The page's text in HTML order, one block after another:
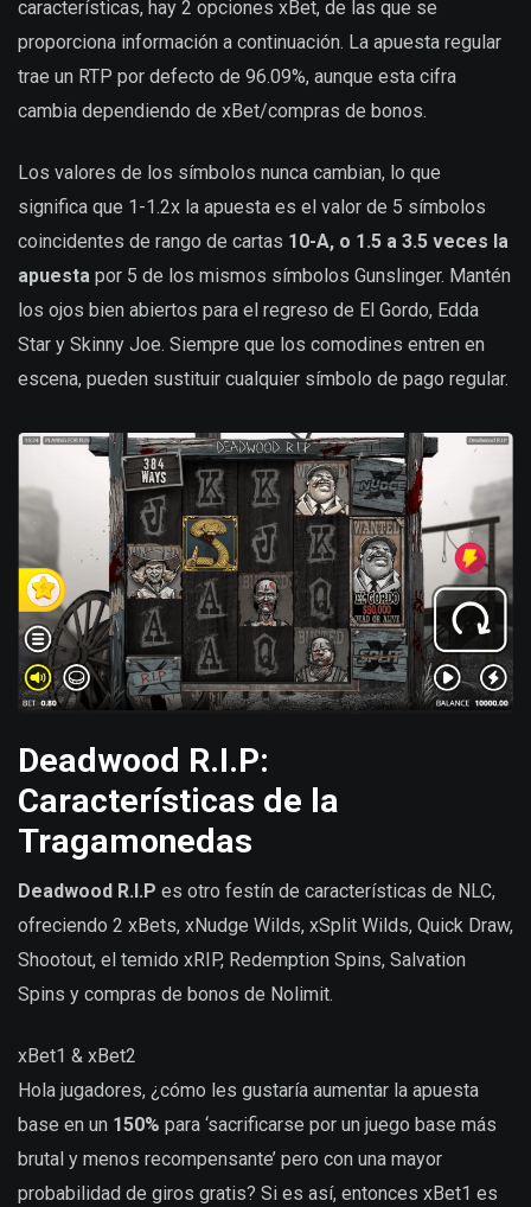
características, hay 2 opciones xBet, de las que se
proporciona información a continuación. La apuesta regular
trae un RTP por defecto de 96.09%, aunque esta cifra
cambia dependiendo de xBet/compras de bonos.
Los valores de los símbolos nunca cambian, lo que
significa que 1-1.2x la apuesta es el valor de 5 símbolos
coincidentes de rango de cartas 10-A, o 1.5 a 3.5 veces la
apuesta por 5 de los mismos símbolos Gunslinger. Mantén
los ojos bien abiertos para el regreso de El Gordo, Edda
Star y Skinny Joe. Siempre que los comodines entren en
escena, pueden sustituir cualquier símbolo de pago regular.
Deadwood R.I.P:
Características de la
Tragamonedas
Deadwood R.I.P es otro festín de características de NLC,
ofreciendo 2 xBets, xNudge Wilds, xSplit Wilds, Quick Draw,
Shootout, el temido xRIP, Redemption Spins, Salvation
Spins y compras de bonos de Nolimit.
xBet1 & xBet2
Hola jugadores, ¿cómo les gustaría aumentar la apuesta
base en un 150% para ‘sacrificarse por un juego base más
brutal y menos recompensante’ pero con una mayor
probabilidad de giros gratis? Si es así, entonces xBet1 es